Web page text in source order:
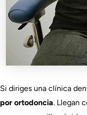
Si diriges una clínica
por ortodoncia. Llegan